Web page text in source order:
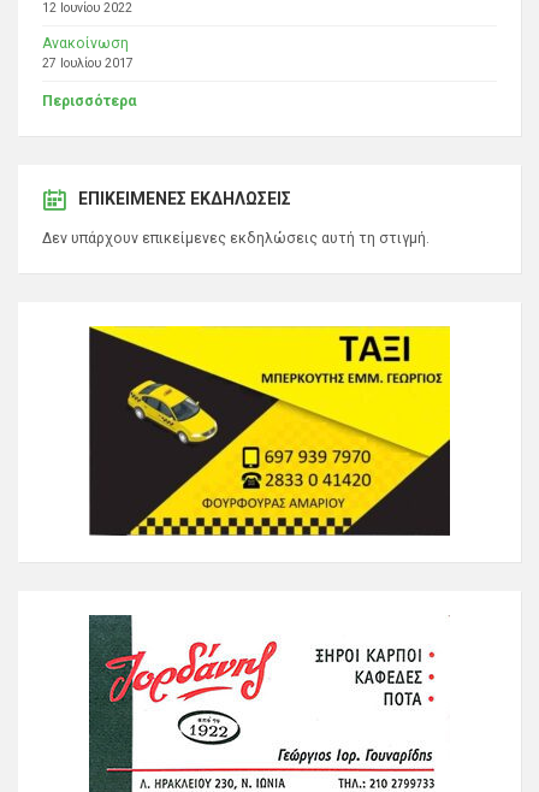
12 Ιουνίου 2022
Ανακοίνωση
27 Ιουλίου 2017
Περισσότερα
ΕΠΙΚΕΊΜΕΝΕΣ ΕΚΔΗΛΏΣΕΙΣ
Δεν υπάρχουν επικείμενες εκδηλώσεις αυτή τη στιγμή.